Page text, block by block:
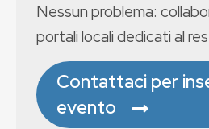
Nessun problema:
portali locali dedicati al
Contattaci per
evento